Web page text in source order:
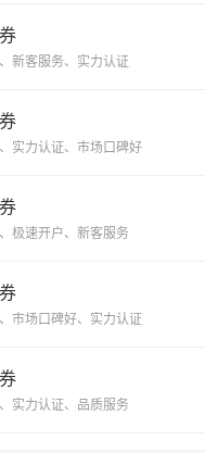
新客服务、实力认证
实力认证、市场口碑好
极速开户、新客服务
市场口碑好、实力认证
实力认证、品质服务